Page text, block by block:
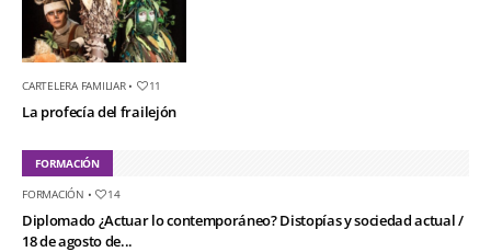
CARTELERA FAMILIAR• 11
La profecía del frailejón
FORMACIÓN
FORMACIÓN • 14
Diplomado ¿Actuar lo contemporáneo? Distopías y sociedad actual /
18 de agosto de...